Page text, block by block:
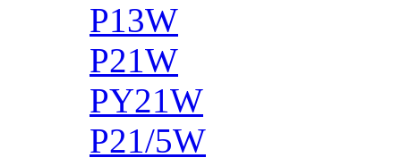
P13W
P21W
PY21W
P21/5W